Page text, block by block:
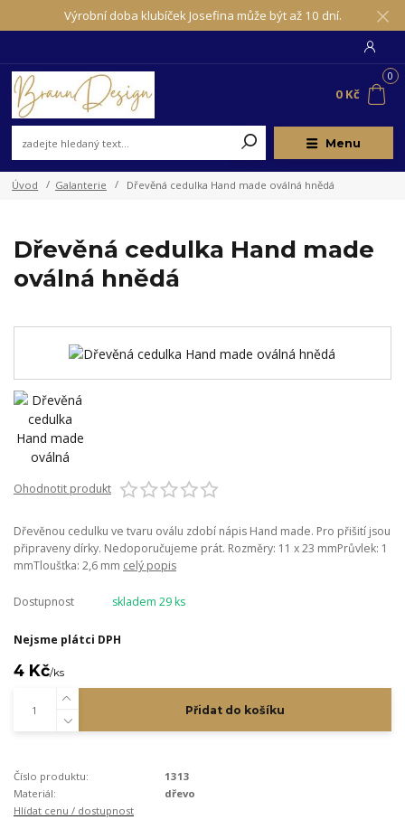
Výrobní doba klubíček Josefina může být až 10 dní.
Menu
0
0 Kč
Úvod Galanterie Dřevěná cedulka Hand made oválná hnědá
Dřevěná cedulka Hand made
oválná hnědá
Ohodnotit produkt
Dřevěnou cedulku ve tvaru oválu zdobí nápis Hand made. Pro přišití jsou
připraveny dírky. Nedoporučujeme prát. Rozměry: 11 x 23 mmPrůvlek: 1
mmTloušťka: 2,6 mm celý popis
Dostupnost skladem 29 ks
Nejsme plátci DPH
4 Kč/ks
Přidat do košíku
Číslo produktu:
1313
Materiál:
dřevo
Hlídat cenu / dostupnost